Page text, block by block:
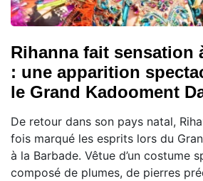
Rihanna fait sensation
: une apparition
le Grand Kadooment
De retour dans son pays natal,
fois marqué les esprits lors du
à la Barbade. Vêtue d’un costume
composé de plumes, de pierres